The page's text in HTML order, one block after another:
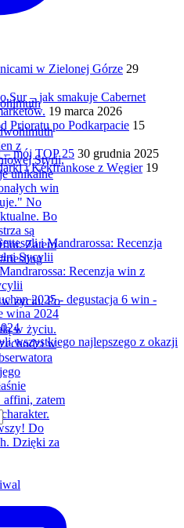
w życiu. Po
w Zielonej Górze 29
Sur – jak smakuje Cabernet
19 marca 2026
Prioratu po Podkarpacie 15
– mój TOP 25 30 grudnia 2025
i Kékfrankose z Węgier 19
i Mandrarossa: Recenzja
Sycylii
Recenzja win z
2025 - degustacja 6 win -
wina 2024
wszystkiego najlepszego z okazji